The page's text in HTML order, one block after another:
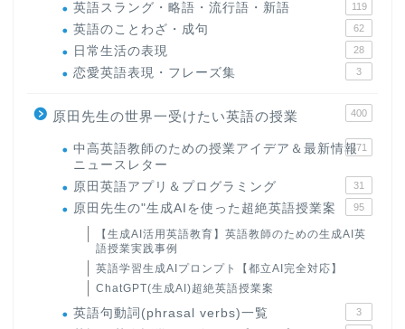
英語スラング・略語・流行語・新語 119
英語のことわざ・成句 62
日常生活の表現 28
恋愛英語表現・フレーズ集 3
原田先生の世界一受けたい英語の授業 400
中高英語教師のための授業アイデア＆最新情報
ニュースレター
171
原田英語アプリ＆プログラミング 31
原田先生の"生成AIを使った超絶英語授業案 95
【生成AI活用英語教育】英語教師のための生成AI英
語授業実践事例
英語学習生成AIプロンプト【都立AI完全対応】
ChatGPT(生成AI)超絶英語授業案
英語句動詞(phrasal verbs)一覧 3